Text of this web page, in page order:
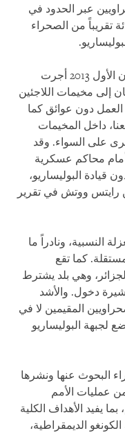
عبر الحدود في
تقريباً من الصحراء
في نوفمبر/تشرين الثاني- ديسمبر/كانون الأول 2013 أجرت
إلى مخيمات اللاجئين
العمل دون عوائق كما
داخل المخيمات
على السواء. وقد
محاكم عسكرية
البوليساريو،
رايتس ووتش في تقرير
النسبية، ونادراً ما
كما تقع
وهي بلد يشترط
دخول. والأشد
المقيمين لا في
لجبهة البوليساريو
البحوث عنها ونشرها
عمليات الأمم
يفيد الأهداف الكلية
الديمقراطية،